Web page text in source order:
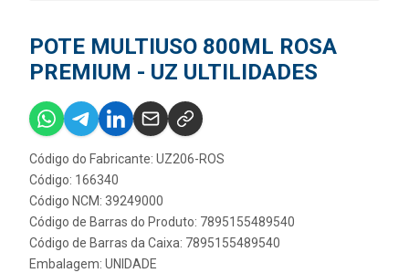
POTE MULTIUSO 800ML ROSA
PREMIUM - UZ ULTILIDADES
Código do Fabricante: UZ206-ROS
Código: 166340
Código NCM: 39249000
Código de Barras do Produto: 7895155489540
Código de Barras da Caixa: 7895155489540
Embalagem: UNIDADE